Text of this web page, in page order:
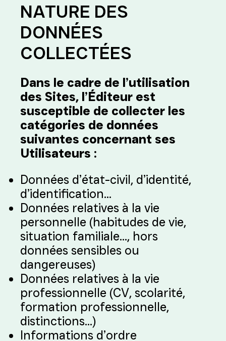
NATURE DES
DONNÉES
COLLECTÉES
Dans le cadre de l’utilisation
des Sites, l’Éditeur est
susceptible de collecter les
catégories de données
suivantes concernant ses
Utilisateurs :
Données d’état-civil, d’identité,
d’identification…
Données relatives à la vie
personnelle (habitudes de vie,
situation familiale…, hors
données sensibles ou
dangereuses)
Données relatives à la vie
professionnelle (CV, scolarité,
formation professionnelle,
distinctions…)
Informations d’ordre